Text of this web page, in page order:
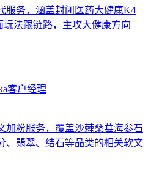
服务，涵盖封闭医药大健康K4
法跟链路，主攻大健康方向
客户经理
加粉服务，覆盖沙棘桑葚海参石
、翡翠、结石等品类的相关软文